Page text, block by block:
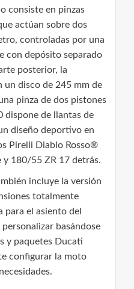
consiste en pinzas
actúan sobre dos
controladas por una
con depósito separado
posterior, la
un disco de 245 mm de
pinza de dos pistones
dispone de llantas de
diseño deportivo en
Pirelli Diablo Rosso®
y 180/55 ZR 17 detrás.
incluye la versión
totalmente
el asiento del
basándose
y paquetes Ducati
configurar la moto